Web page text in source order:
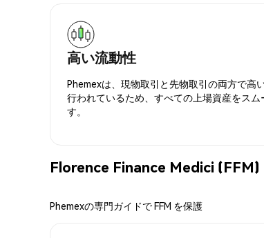
高い流動性
Phemexは、現物取引と先物取引の両方で高
行われているため、すべての上場資産をス
す。
Florence Finance Medici
Phemexの専門ガイドで FFM を保護